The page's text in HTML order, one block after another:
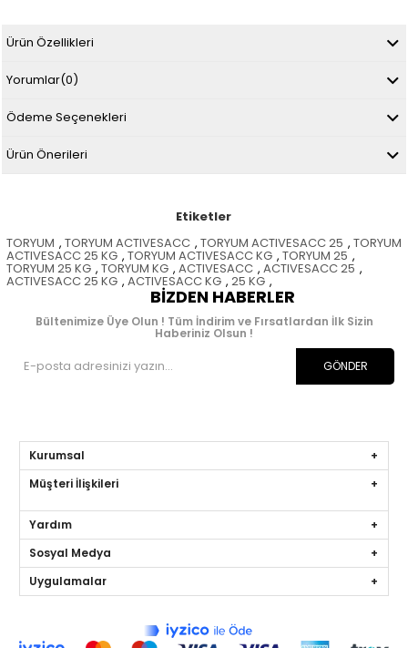
Ürün Özellikleri
Yorumlar(0)
Ödeme Seçenekleri
Ürün Önerileri
Etiketler
TORYUM , TORYUM ACTIVESACC , TORYUM ACTIVESACC 25 , TORYUM
ACTIVESACC 25 KG , TORYUM ACTIVESACC KG , TORYUM 25 ,
TORYUM 25 KG , TORYUM KG , ACTIVESACC , ACTIVESACC 25 ,
ACTIVESACC 25 KG , ACTIVESACC KG , 25 KG ,
BIZDEN HABERLER
Bültenimize Üye Olun ! Tüm İndirim ve Fırsatlardan İlk Sizin
Haberiniz Olsun !
GÖNDER
Kurumsal
Müşteri İlişkileri
Yardım
Sosyal Medya
Uygulamalar